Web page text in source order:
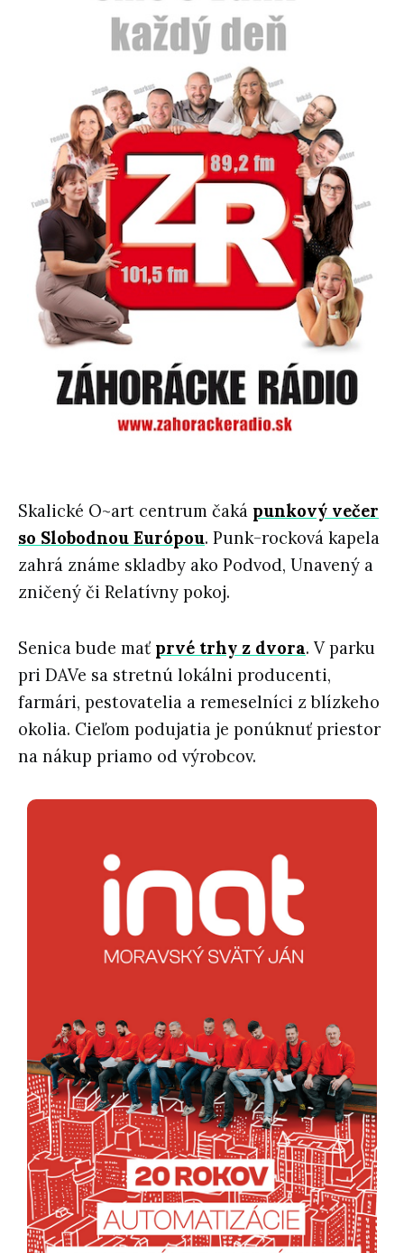
Skalické O~art centrum čaká punkový večer
so Slobodnou Európou. Punk-rocková kapela
zahrá známe skladby ako Podvod, Unavený a
zničený či Relatívny pokoj.
Senica bude mať prvé trhy z dvora. V parku
pri DAVe sa stretnú lokálni producenti,
farmári, pestovatelia a remeselníci z blízkeho
okolia. Cieľom podujatia je ponúknuť priestor
na nákup priamo od výrobcov.